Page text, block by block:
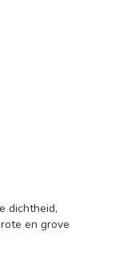
dichtheid,
en grove